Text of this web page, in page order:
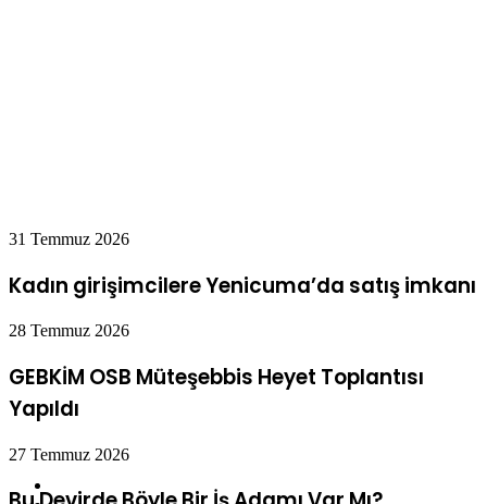
GEBKİM OSB Müteşebbis Heyet Toplantısı
Yapıldı
27 Temmuz 2026
Bu Devirde Böyle Bir İş Adamı Var Mı?